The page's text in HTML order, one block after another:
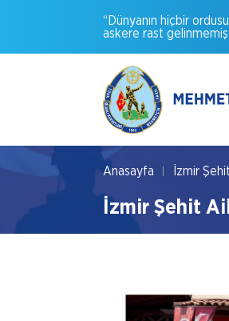
“Dünyanın hiçbir
askere rast
Anasayfa İzmir
İzmir Şehit